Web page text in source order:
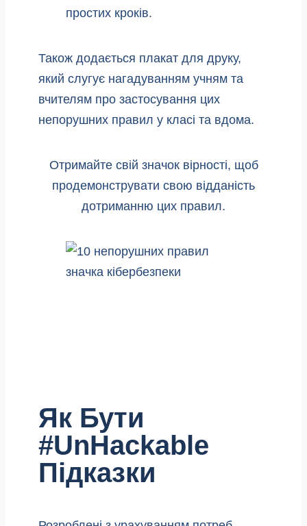
простих кроків.
Також додається плакат для друку,
який слугує нагадуванням учням та
вчителям про застосування цих
непорушних правил у класі та вдома.
Отримайте свій значок вірності, щоб
продемонструвати свою відданість
дотриманню цих правил.
Як Бути
#UnHackable
Підказки